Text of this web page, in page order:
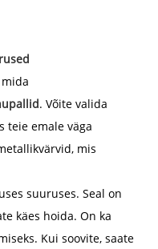
. Võite valida
teie emale väga
mis
suuruses. Seal on
käes hoida. On ka
Kui soovite, saate